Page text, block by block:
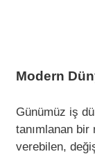
Modern
Günümüz iş
tanımlanan
verebilen,